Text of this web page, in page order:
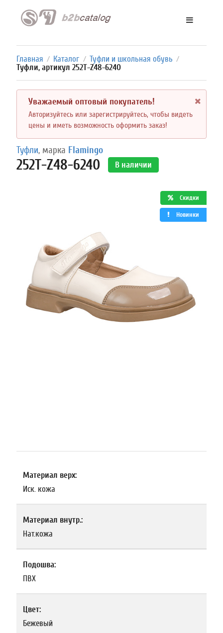
Главная / Каталог / Туфли и школьная обувь /
Туфли, артикул 252T-Z48-6240
Уважаемый оптовый покупатель!
Авторизуйтесь или зарегистрируйтесь, чтобы видеть
цены и иметь возможность оформить заказ!
Туфли, марка Flamingo
252T-Z48-6240 В наличии
Скидки
Новинки
Материал верх:
Иск. кожа
Материал внутр.:
Нат.кожа
Подошва:
ПВХ
Цвет:
Бежевый